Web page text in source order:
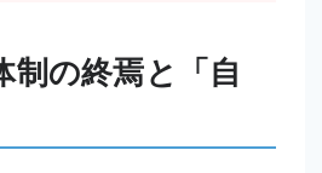
制の終焉と「自